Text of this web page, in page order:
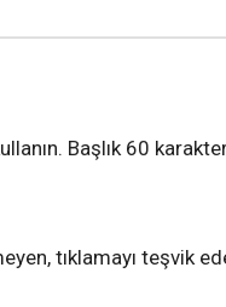
Başlık 60
tıklamayı teşvik